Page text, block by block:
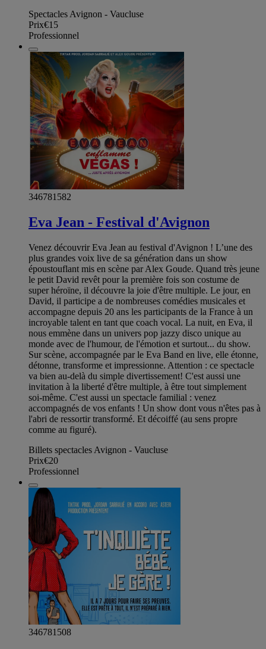
Spectacles Avignon - Vaucluse
Prix€15
Professionnel
346781582
Eva Jean - Festival d'Avignon
Venez découvrir Eva Jean au festival d'Avignon ! L’une des
plus grandes voix live de sa génération dans un show
époustouflant mis en scène par Alex Goude. Quand très jeune
le petit David revêt pour la première fois son costume de
super héroïne, il découvre la joie d'être multiple. Le jour, en
David, il participe a de nombreuses comédies musicales et
accompagne depuis 20 ans les participants de la France à un
incroyable talent en tant que coach vocal. La nuit, en Eva, il
nous emmène dans un univers pop jazzy disco unique au
monde avec de l'humour, de l'émotion et surtout... du show.
Sur scène, accompagnée par le Eva Band en live, elle étonne,
détonne, transforme et impressionne. Attention : ce spectacle
va bien au-delà du simple divertissement! C'est aussi une
invitation à la liberté d'être multiple, à être tout simplement
soi-même. C'est aussi un spectacle familial : venez
accompagnés de vos enfants ! Un show dont vous n'êtes pas à
l'abri de ressortir transformé. Et décoiffé (au sens propre
comme au figuré).
Billets spectacles Avignon - Vaucluse
Prix€20
Professionnel
346781508